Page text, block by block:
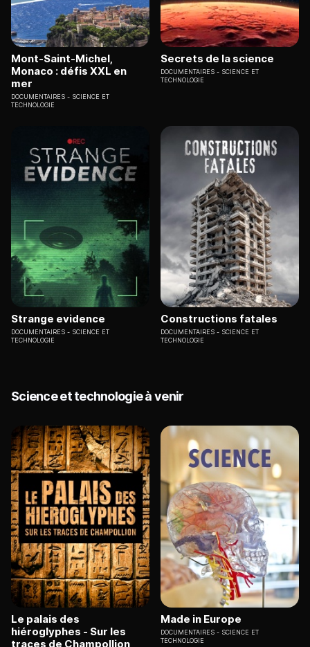
Mont-Saint-Michel,
Monaco : défis XXL en
mer
DOCUMENTAIRES
SCIENCE ET
TECHNOLOGIE
Secrets de la science
DOCUMENTAIRES
SCIENCE ET
TECHNOLOGIE
Strange evidence
DOCUMENTAIRES
SCIENCE ET
TECHNOLOGIE
Constructions fatales
DOCUMENTAIRES
SCIENCE ET
TECHNOLOGIE
Science et technologie à venir
Le palais des
hiéroglyphes - Sur les
traces de Champollion
Made in Europe
DOCUMENTAIRES
SCIENCE ET
TECHNOLOGIE